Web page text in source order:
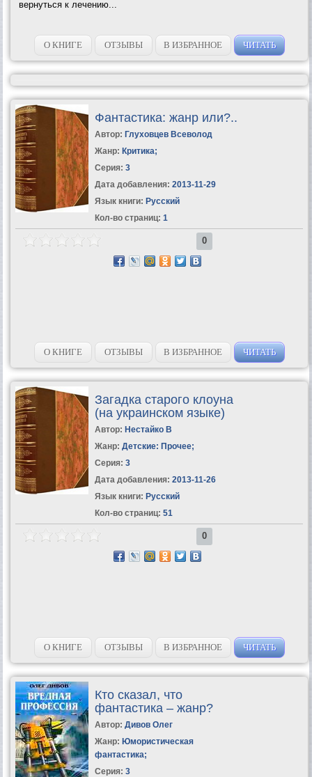
вернуться к лечению...
О КНИГЕ ОТЗЫВЫ В ИЗБРАННОЕ ЧИТАТЬ
Фантастика: жанр или?..
Автор: Глуховцев Всеволод
Жанр: Критика;
Серия: 3
Дата добавления: 2013-11-29
Язык книги: Русский
Кол-во страниц: 1
0
О КНИГЕ ОТЗЫВЫ В ИЗБРАННОЕ ЧИТАТЬ
Загадка старого клоуна
(на украинском языке)
Автор: Нестайко В
Жанр: Детские: Прочее;
Серия: 3
Дата добавления: 2013-11-26
Язык книги: Русский
Кол-во страниц: 51
0
О КНИГЕ ОТЗЫВЫ В ИЗБРАННОЕ ЧИТАТЬ
Кто сказал, что
фантастика – жанр?
Автор: Дивов Олег
Жанр: Юмористическая
фантастика;
Серия: 3